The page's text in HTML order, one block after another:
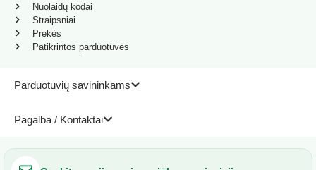
Parduotuvių savininkams
Pagalba / Kontaktai
Nuolaidų kodai
Straipsniai
Prekės
Patikrintos parduotuvės